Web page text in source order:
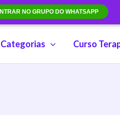
NO GRUPO DO WHATSAPP
Categorias Curso